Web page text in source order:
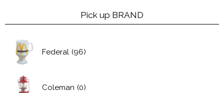
Pick up BRAND
Federal (96)
Coleman (0)